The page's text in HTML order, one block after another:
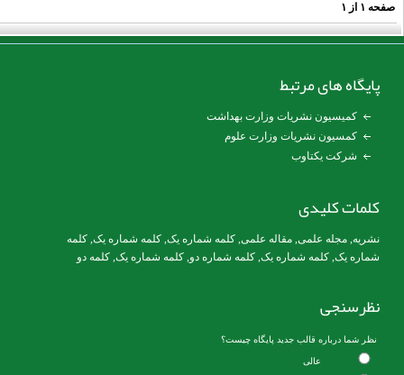
۱از ۱
پایگاه های مرتبط
کمیسیون نشریات وزارت بهداشت
کمسیون نشریات وزارت علوم
شرکت یکتاوب
کلمات کلیدی
نشریه,مجله علمی,مقاله علمی,کلمه شماره یک, کلمه شماره یک,کلمه
شماره یک,کلمه شماره یک, کلمه شماره دو,کلمه شماره یک,کلمه دو
نظرسنجی
نظر شما درباره قالب جدید پایگاه چیست؟
عالی